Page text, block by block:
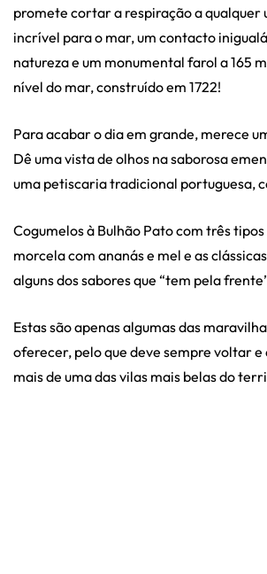
promete cortar a respiração a qualquer
incrível para o mar, um contacto
natureza e um monumental farol a 165
nível do mar, construído em 1722!
Para acabar o dia em grande, merece
Dê uma vista de olhos na saborosa
uma petiscaria tradicional portuguesa,
Cogumelos à Bulhão Pato com três
morcela com ananás e mel e as
alguns dos sabores que “tem pela
Estas são apenas algumas das
oferecer, pelo que deve sempre voltar
mais de uma das vilas mais belas do